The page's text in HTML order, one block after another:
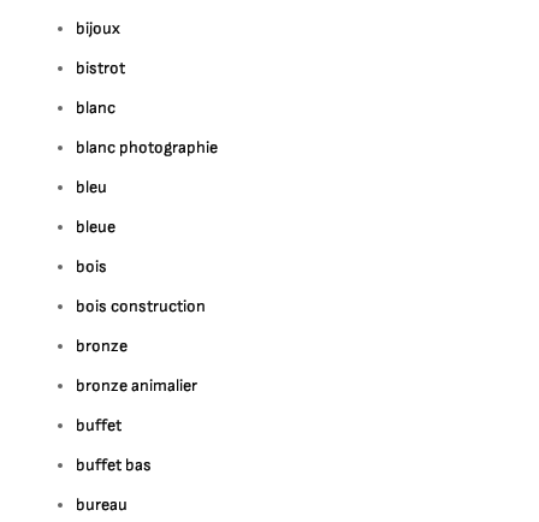
bijoux
bistrot
blanc
blanc photographie
bleu
bleue
bois
bois construction
bronze
bronze animalier
buffet
buffet bas
bureau